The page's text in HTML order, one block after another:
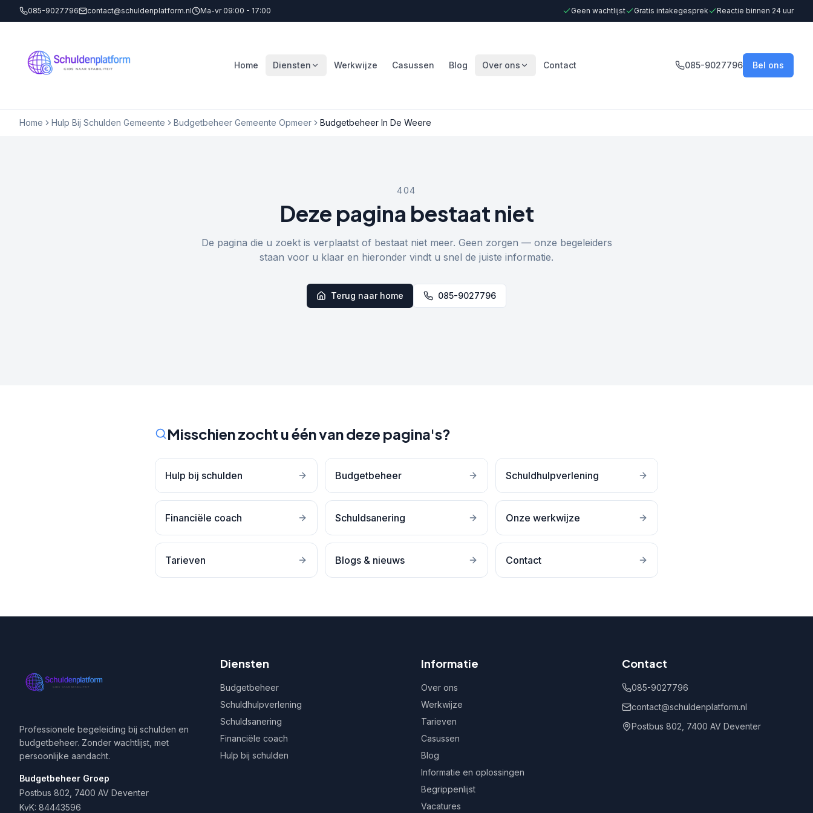
085-9027796 contact@schuldenplatform.nl Ma-vr 09:00 - 17:00 Geen wachtlijst Gratis intakegesprek Reactie binnen 24 uur
Home Diensten Werkwijze Casussen Blog Over ons Contact 085-9027796 Bel ons
Home Hulp Bij Schulden Gemeente Budgetbeheer Gemeente Opmeer Budgetbeheer In De Weere
404
Deze pagina bestaat niet
De pagina die u zoekt is verplaatst of bestaat niet meer. Geen zorgen — onze begeleiders
staan voor u klaar en hieronder vindt u snel de juiste informatie.
Terug naar home 085-9027796
Misschien zocht u één van deze pagina's?
Hulp bij schulden Budgetbeheer Schuldhulpverlening
Financiële coach Schuldsanering Onze werkwijze
Tarieven Blogs & nieuws Contact
Professionele begeleiding bij schulden en
budgetbeheer. Zonder wachtlijst, met
persoonlijke aandacht.
Budgetbeheer Groep
Postbus 802, 7400 AV Deventer
KvK: 84443596
Diensten
Budgetbeheer
Schuldhulpverlening
Schuldsanering
Financiële coach
Hulp bij schulden
Informatie
Over ons
Werkwijze
Tarieven
Casussen
Blog
Informatie en oplossingen
Begrippenlijst
Vacatures
Contact
085-9027796
contact@schuldenplatform.nl
Postbus 802, 7400 AV Deventer